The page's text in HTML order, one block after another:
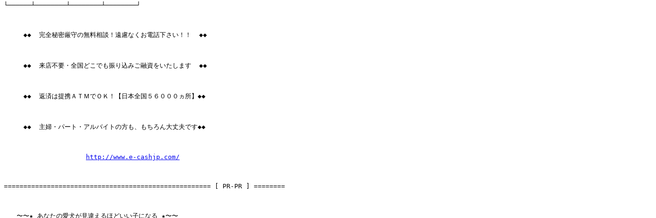
└──────┴────────┴────────┴────────┘
     ◆◆  完全秘密厳守の無料相談！遠慮なくお電話下さい！！  ◆◆
     ◆◆  来店不要・全国どこでも振り込みご融資をいたします  ◆◆
     ◆◆  返済は提携ＡＴＭでＯＫ！【日本全国５６０００ヵ所】◆◆
     ◆◆  主婦・パート・アルバイトの方も、もちろん大丈夫です◆◆
http://www.e-cashjp.com/
===================================================== [ PR-PR ] ========
〜〜★ あなたの愛犬が見違えるほどいい子になる ★〜〜